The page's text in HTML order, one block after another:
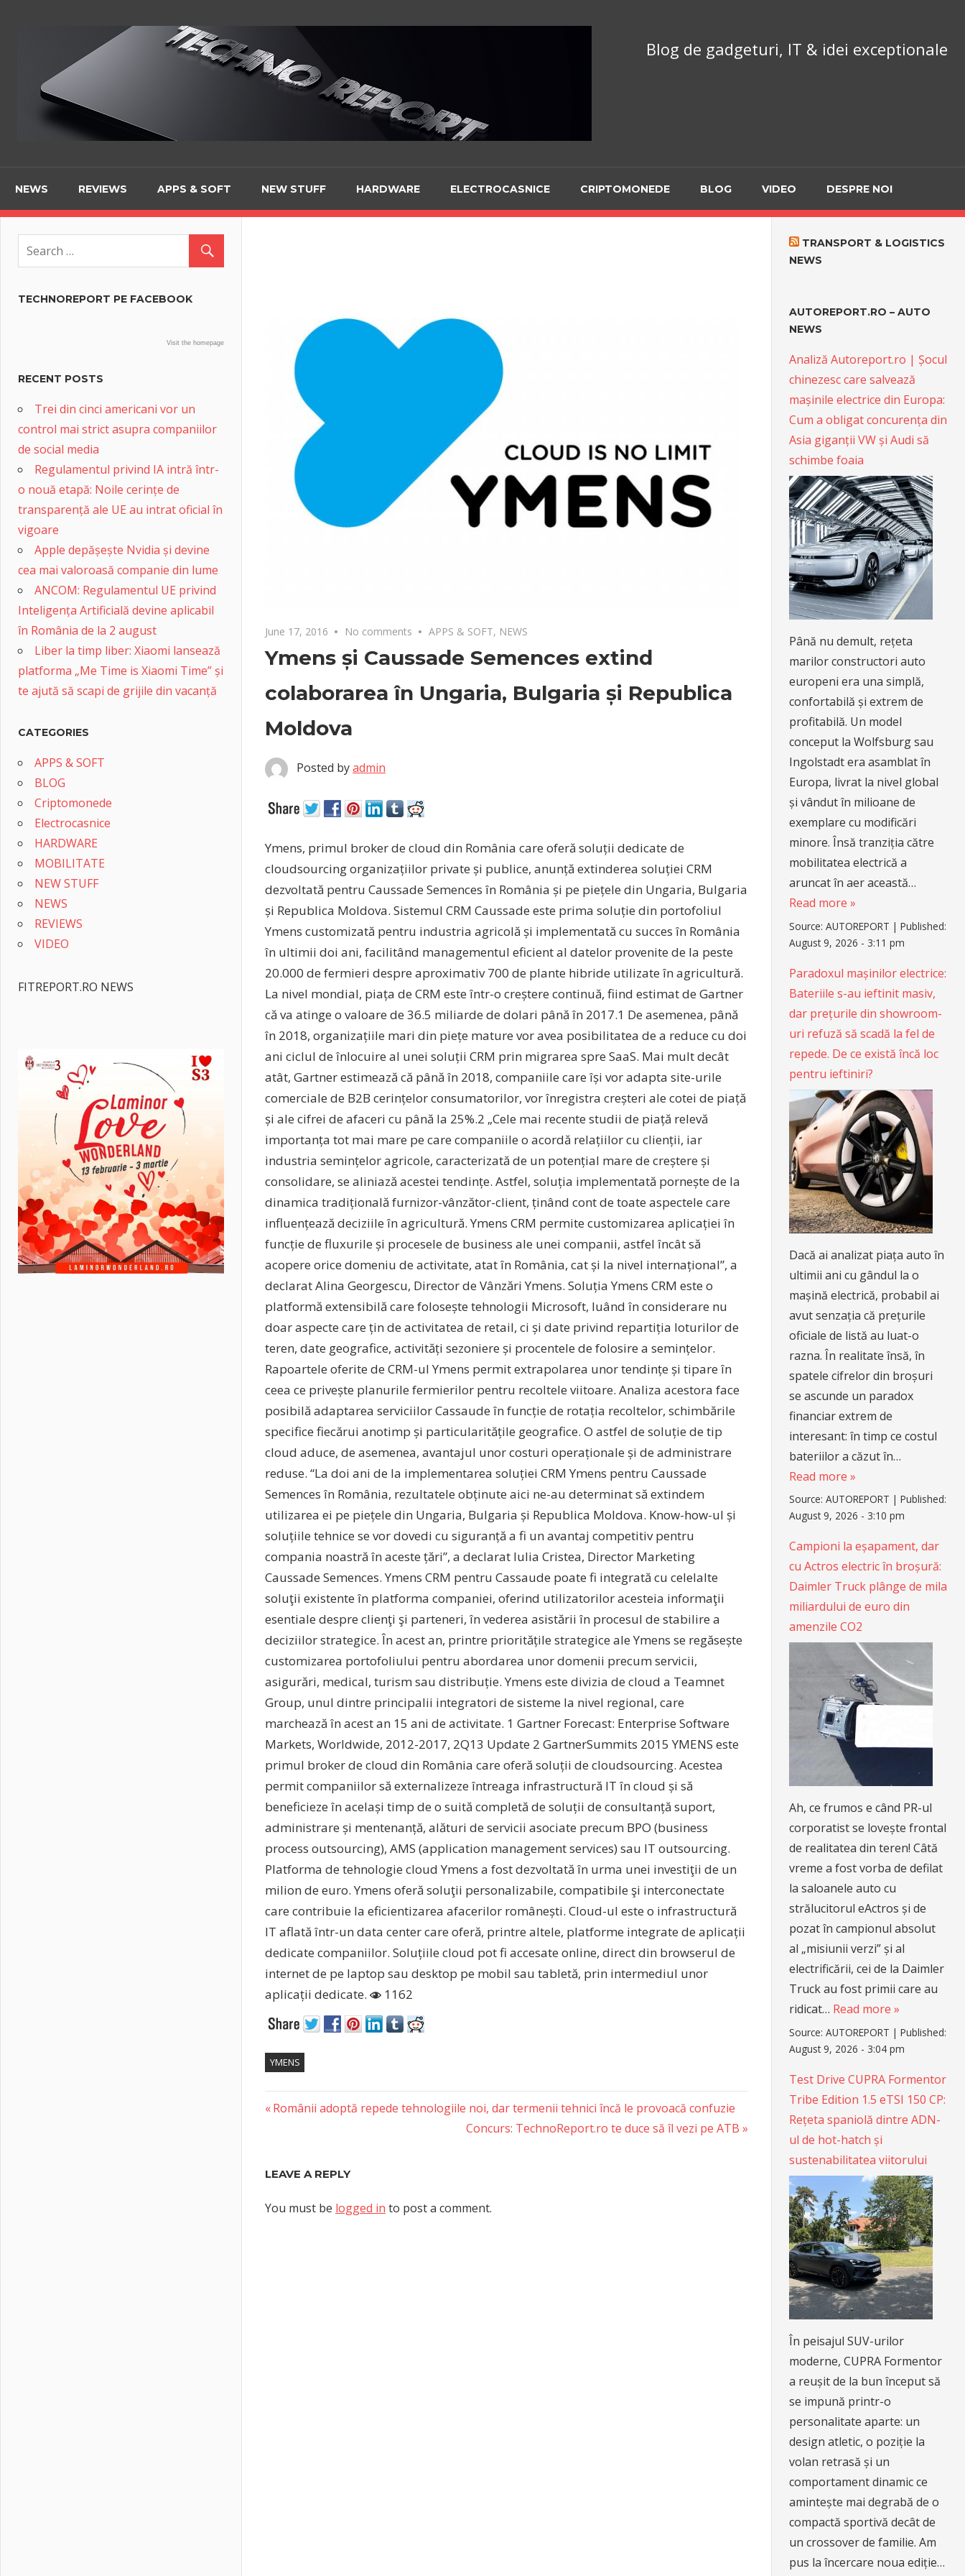
TechnoReport.ro
Blog de gadgeturi, IT & idei exceptionale
NEWS REVIEWS APPS & SOFT NEW STUFF HARDWARE ELECTROCASNICE CRIPTOMONEDE BLOG VIDEO DESPRE NOI
June 17, 2016 No comments APPS & SOFT, NEWS
Ymens și Caussade Semences extind
colaborarea în Ungaria, Bulgaria și Republica
Moldova
Posted byadmin
Ymens, primul broker de cloud din România care oferă soluții dedicate de
cloudsourcing organizațiilor private și publice, anunță extinderea soluției CRM
dezvoltată pentru Caussade Semences în România și pe piețele din Ungaria, Bulgaria
și Republica Moldova. Sistemul CRM Caussade este prima soluție din portofoliul
Ymens customizată pentru industria agricolă și implementată cu succes în România
în ultimii doi ani, facilitând managementul eficient al datelor provenite de la peste
20.000 de fermieri despre aproximativ 700 de plante hibride utilizate în agricultură.
La nivel mondial, piața de CRM este într-o creștere continuă, fiind estimat de Gartner
că va atinge o valoare de 36.5 miliarde de dolari până în 2017.1 De asemenea, până
în 2018, organizațiile mari din piețe mature vor avea posibilitatea de a reduce cu doi
ani ciclul de înlocuire al unei soluții CRM prin migrarea spre SaaS. Mai mult decât
atât, Gartner estimează că până în 2018, companiile care își vor adapta site-urile
comerciale de B2B cerințelor consumatorilor, vor înregistra creșteri ale cotei de piață
și ale cifrei de afaceri cu până la 25%.2 „Cele mai recente studii de piață relevă
importanța tot mai mare pe care companiile o acordă relațiilor cu clienții, iar
industria semințelor agricole, caracterizată de un potențial mare de creștere și
consolidare, se aliniază acestei tendințe. Astfel, soluția implementată pornește de la
dinamica tradițională furnizor-vânzător-client, ținând cont de toate aspectele care
influențează deciziile în agricultură. Ymens CRM permite customizarea aplicației în
funcție de fluxurile și procesele de business ale unei companii, astfel încât să
acopere orice domeniu de activitate, atat în România, cat și la nivel internațional”, a
declarat Alina Georgescu, Director de Vânzări Ymens. Soluția Ymens CRM este o
platformă extensibilă care folosește tehnologii Microsoft, luând în considerare nu
doar aspecte care țin de activitatea de retail, ci și date privind repartiția loturilor de
teren, date geografice, activități sezoniere și procentele de folosire a semințelor.
Rapoartele oferite de CRM-ul Ymens permit extrapolarea unor tendințe și tipare în
ceea ce privește planurile fermierilor pentru recoltele viitoare. Analiza acestora face
posibilă adaptarea serviciilor Cassaude în funcție de rotația recoltelor, schimbările
specifice fiecărui anotimp și particularitățile geografice. O astfel de soluție de tip
cloud aduce, de asemenea, avantajul unor costuri operaționale și de administrare
reduse. “La doi ani de la implementarea soluției CRM Ymens pentru Caussade
Semences în România, rezultatele obținute aici ne-au determinat să extindem
utilizarea ei pe piețele din Ungaria, Bulgaria și Republica Moldova. Know-how-ul și
soluțiile tehnice se vor dovedi cu siguranță a fi un avantaj competitiv pentru
compania noastră în aceste țări”, a declarat Iulia Cristea, Director Marketing
Caussade Semences. Ymens CRM pentru Cassaude poate fi integrată cu celelalte
soluţii existente în platforma companiei, oferind utilizatorilor acesteia informaţii
esentiale despre clienţi şi parteneri, în vederea asistării în procesul de stabilire a
deciziilor strategice. În acest an, printre prioritățile strategice ale Ymens se regăsește
customizarea portofoliului pentru abordarea unor domenii precum servicii,
asigurări, medical, turism sau distribuție. Ymens este divizia de cloud a Teamnet
Group, unul dintre principalii integratori de sisteme la nivel regional, care
marchează în acest an 15 ani de activitate. 1 Gartner Forecast: Enterprise Software
Markets, Worldwide, 2012-2017, 2Q13 Update 2 GartnerSummits 2015 YMENS este
primul broker de cloud din România care oferă soluții de cloudsourcing. Acestea
permit companiilor să externalizeze întreaga infrastructură IT în cloud și să
beneficieze în același timp de o suită completă de soluții de consultanță suport,
administrare și mentenanță, alături de servicii asociate precum BPO (business
process outsourcing), AMS (application management services) sau IT outsourcing.
Platforma de tehnologie cloud Ymens a fost dezvoltată în urma unei investiţii de un
milion de euro. Ymens oferă soluţii personalizabile, compatibile şi interconectate
care contribuie la eficientizarea afacerilor românești. Cloud-ul este o infrastructură
IT aflată într-un data center care oferă, printre altele, platforme integrate de aplicații
dedicate companiilor. Soluțiile cloud pot fi accesate online, direct din browserul de
internet de pe laptop sau desktop pe mobil sau tabletă, prin intermediul unor
aplicații dedicate.
1162
YMENS
Post
Previous
Românii adoptă repede tehnologiile noi, dar termenii tehnici încă le provoacă confuzie
Next
Concurs: TechnoReport.ro te duce să îl vezi pe ATB
LEAVE A REPLY
You must be logged in to post a comment.
TECHNOREPORT PE FACEBOOK
Visit the homepage
RECENT POSTS
Trei din cinci americani vor un
control mai strict asupra companiilor
de social media
Regulamentul privind IA intră într-
o nouă etapă: Noile cerințe de
transparență ale UE au intrat oficial în
vigoare
Apple depășește Nvidia și devine
cea mai valoroasă companie din lume
ANCOM: Regulamentul UE privind
Inteligența Artificială devine aplicabil
în România de la 2 august
Liber la timp liber: Xiaomi lansează
platforma „Me Time is Xiaomi Time” și
te ajută să scapi de grijile din vacanță
CATEGORIES
APPS & SOFT
BLOG
Criptomonede
Electrocasnice
HARDWARE
MOBILITATE
NEW STUFF
NEWS
REVIEWS
VIDEO
FITREPORT.RO NEWS
TRANSPORT & LOGISTICS
NEWS
AUTOREPORT.RO – AUTO
NEWS
Analiză Autoreport.ro | Șocul
chinezesc care salvează
mașinile electrice din Europa:
Cum a obligat concurența din
Asia giganții VW și Audi să
schimbe foaia
Până nu demult, rețeta
marilor constructori auto
europeni era una simplă,
confortabilă și extrem de
profitabilă. Un model
conceput la Wolfsburg sau
Ingolstadt era asamblat în
Europa, livrat la nivel global
și vândut în milioane de
exemplare cu modificări
minore. Însă tranziția către
mobilitatea electrică a
aruncat în aer această…
Read more »
Source:AUTOREPORT |Published:
August 9, 2026 - 3:11 pm
Paradoxul mașinilor electrice:
Bateriile s-au ieftinit masiv,
dar prețurile din showroom-
uri refuză să scadă la fel de
repede. De ce există încă loc
pentru ieftiniri?
Dacă ai analizat piața auto în
ultimii ani cu gândul la o
mașină electrică, probabil ai
avut senzația că prețurile
oficiale de listă au luat-o
razna. În realitate însă, în
spatele cifrelor din broșuri
se ascunde un paradox
financiar extrem de
interesant: în timp ce costul
bateriilor a căzut în…
Read more »
Source:AUTOREPORT |Published:
August 9, 2026 - 3:10 pm
Campioni la eșapament, dar
cu Actros electric în broșură:
Daimler Truck plânge de mila
miliardului de euro din
amenzile CO2
Ah, ce frumos e când PR-ul
corporatist se lovește frontal
de realitatea din teren! Câtă
vreme a fost vorba de defilat
la saloanele auto cu
strălucitorul eActros și de
pozat în campionul absolut
al „misiunii verzi” și al
electrificării, cei de la Daimler
Truck au fost primii care au
ridicat… Read more »
Source:AUTOREPORT |Published:
August 9, 2026 - 3:04 pm
Test Drive CUPRA Formentor
Tribe Edition 1.5 eTSI 150 CP:
Rețeta spaniolă dintre ADN-
ul de hot-hatch și
sustenabilitatea viitorului
În peisajul SUV-urilor
moderne, CUPRA Formentor
a reușit de la bun început să
se impună printr-o
personalitate aparte: un
design atletic, o poziție la
volan retrasă și un
comportament dinamic ce
amintește mai degrabă de o
compactă sportivă decât de
un crossover de familie. Am
pus la încercare noua ediție…